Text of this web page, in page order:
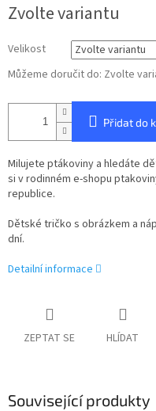
cena:
Zvolte variantu
Velikost
Můžeme doručit do: Zvolte
Přidat do
Milujete ptákoviny a hledáte
si v rodinném e-shopu
republice.
Dětské tričko s obrázkem a
dní.
Detailní informace
ZEPTAT SE HLÍDAT
Související produkty